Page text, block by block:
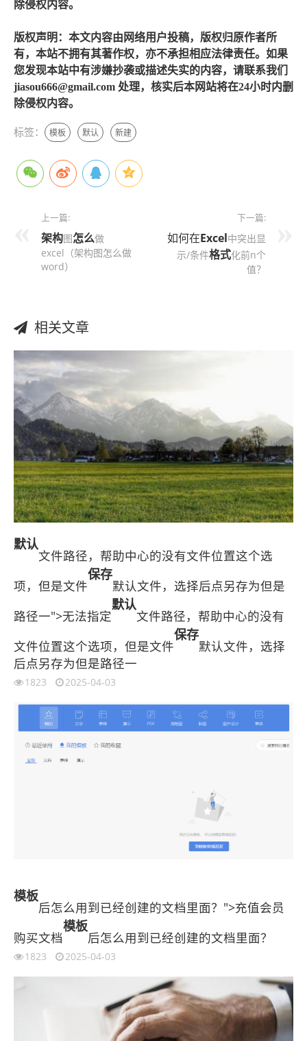
除侵权内容。
版权声明：本文内容由网络用户投稿，版权归原作者所
有，本站不拥有其著作权，亦不承担相应法律责任。如果
您发现本站中有涉嫌抄袭或描述失实的内容，请联系我们
jiasou666@gmail.com 处理，核实后本网站将在24小时内删
除侵权内容。
标签： 模板 默认 新建
上一篇:
架构图怎么做
excel（架构图怎么做
word）
下一篇:
如何在Excel中突出显
示/条件格式化前n个
值？
相关文章
默认
文件路径，帮助中心的没有文件位置这个选
项，但是文件
保存
默认文件，选择后点另存为但是
路径一">无法指定
默认
文件路径，帮助中心的没有
文件位置这个选项，但是文件
保存
默认文件，选择
后点另存为但是路径一
1823 2025-04-03
模板
后怎么用到已经创建的文档里面？">充值会员
购买文档
模板
后怎么用到已经创建的文档里面？
1823 2025-04-03